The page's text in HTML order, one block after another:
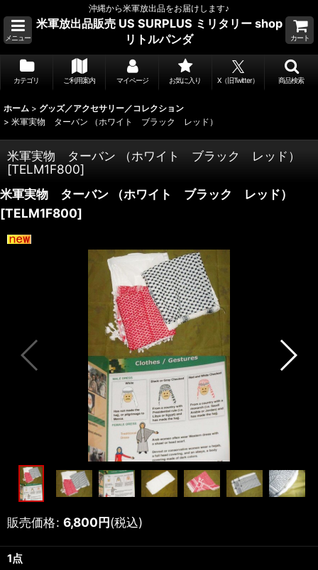
沖縄から米軍放出品をお届けします♪
メニュー
米軍放出品販売 US SURPLUS ミリタリー shop
リトルパンダ
カート
カテゴリ ご利用案内 マイページ お気に入り X（旧Twitter） 商品検索
ホーム > グッズ／アクセサリー／コレクション
> 米軍実物 ターバン （ホワイト ブラック レッド）
米軍実物 ターバン （ホワイト ブラック レッド）
[TELM1F800]
米軍実物 ターバン （ホワイト ブラック レッド）
[TELM1F800]
販売価格: 6,800円(税込)
1点